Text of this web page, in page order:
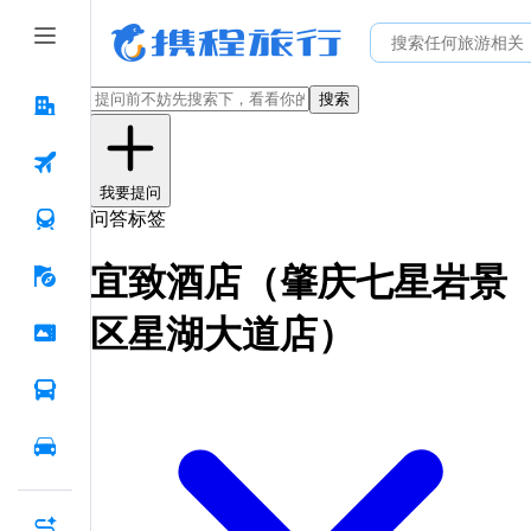
搜索
我要提问
问答标签
宜致酒店（肇庆七星岩景
区星湖大道店）